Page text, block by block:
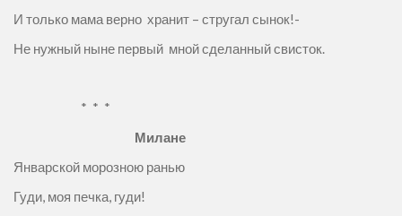
И только мама верно хранит – стругал сынок!-
Не нужный ныне первый мной сделанный свисток.
* * *
Милане
Январской морозною ранью
Гуди, моя печка, гуди!